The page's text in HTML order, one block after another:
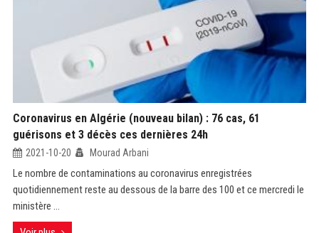
Coronavirus en Algérie (nouveau bilan) : 76 cas, 61
guérisons et 3 décès ces dernières 24h
2021-10-20 Mourad Arbani
Le nombre de contaminations au coronavirus enregistrées
quotidiennement reste au dessous de la barre des 100 et ce mercredi le
ministère ...